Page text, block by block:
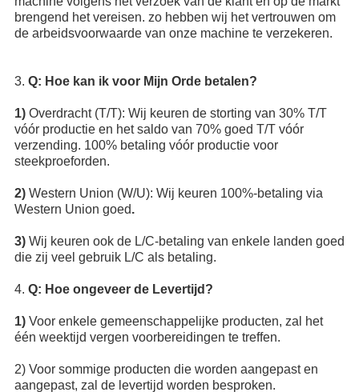
brengend het vereisen. zo hebben wij het vertrouwen om
de arbeidsvoorwaarde van onze machine te verzekeren.
3. Q: Hoe kan ik voor Mijn Orde betalen?
1) Overdracht (T/T): Wij keuren de storting van 30% T/T
vóór productie en het saldo van 70% goed T/T vóór
verzending. 100% betaling vóór productie voor
steekproeforden.
2) Western Union (W/U): Wij keuren 100%-betaling via
Western Union goed.
3) Wij keuren ook de L/C-betaling van enkele landen goed
die zij veel gebruik L/C als betaling.
4. Q: Hoe ongeveer de Levertijd?
1) Voor enkele gemeenschappelijke producten, zal het
één weektijd vergen voorbereidingen te treffen.
2) Voor sommige producten die worden aangepast en
aangepast, zal de levertijd worden besproken.